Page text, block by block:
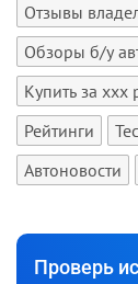
Отзывы
Обзоры б/у
Купить за xxx
Рейтинги
Автоновости
Проверь